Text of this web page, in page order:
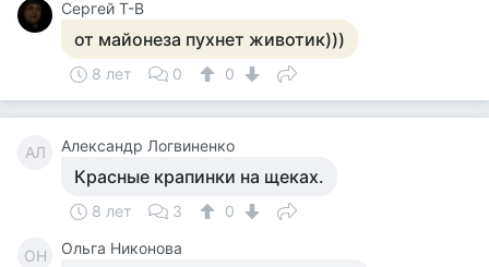
Сергей Т-В
от майонеза пухнет животик)))
8 лет 0 0
АЛ Александр Логвиненко
Красные крапинки на щеках.
8 лет 3 0
ОН Ольга Никонова